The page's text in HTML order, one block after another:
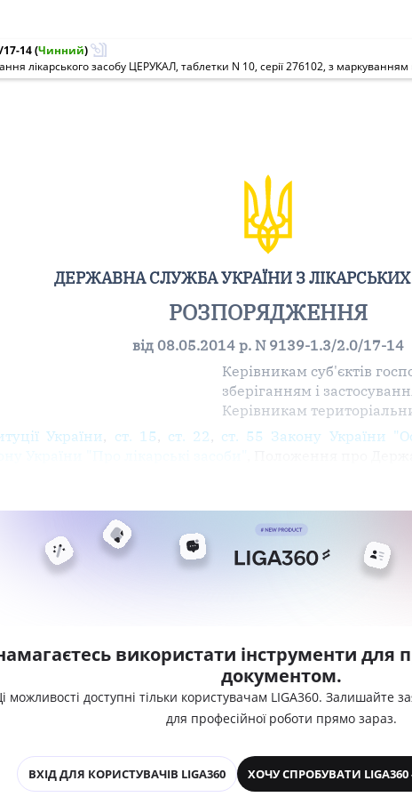
14(Чинний)
ДЕРЖАВНА СЛУЖБА УКРАЇНИ З ЛІКАРСЬКИХ
РОЗПОРЯДЖЕННЯ
від 08.05.2014 р. N 9139-1.3/2.0/17-14
Керівникам суб'єктів
зберіганням і
Керівникам
України, ст. 15 , ст. 22 , ст. 55 Закону України
використати інструменти для
документом.
можливості доступні тільки користувачам LIGA360. Залишайте
для професійної роботи прямо зараз.
ВХІД ДЛЯ КОРИСТУВАЧІВ LIGA360 ХОЧУ СПРОБУВАТИ